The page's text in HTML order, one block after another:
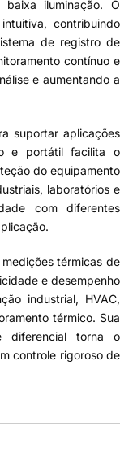
iluminação. O
contribuindo
de registro de
contínuo e
e aumentando a
suportar aplicações
e portátil facilita o
do equipamento
laboratórios e
com diferentes
térmicas de
e desempenho
industrial, HVAC,
térmico. Sua
diferencial torna o
controle rigoroso de